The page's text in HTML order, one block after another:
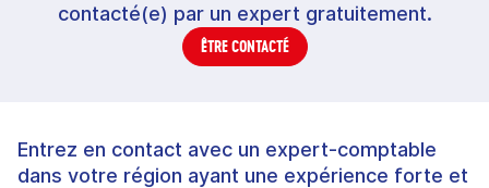
contacté(e) par un expert gratuitement.
ÊTRE CONTACTÉ
Entrez en contact avec un expert-comptable
dans votre région ayant une expérience forte et